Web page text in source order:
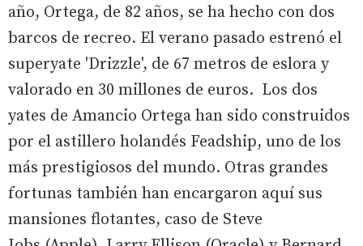
año, Ortega, de 82 años, se ha hecho con dos
barcos de recreo. El verano pasado estrenó el
superyate 'Drizzle', de 67 metros de eslora y
valorado en 30 millones de euros. Los dos
yates de Amancio Ortega han sido construidos
por el astillero holandés Feadship, uno de los
más prestigiosos del mundo. Otras grandes
fortunas también han encargaron aquí sus
mansiones flotantes, caso de Steve